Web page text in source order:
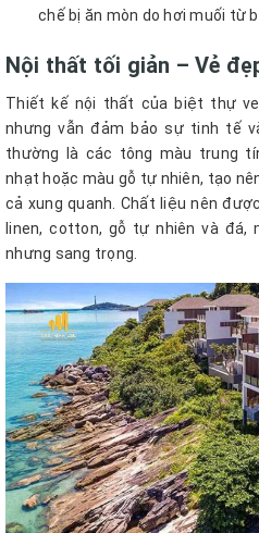
chế bị ăn mòn do hơi muối từ
Nội thất tối giản – Vẻ
Thiết kế nội thất của biệt thự
nhưng vẫn đảm bảo sự tinh tế
thường là các tông màu trung
nhạt hoặc màu gỗ tự nhiên, tạo
cả xung quanh. Chất liệu nên
linen, cotton, gỗ tự nhiên và đá,
nhưng sang trọng.